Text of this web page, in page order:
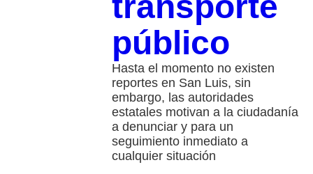
público
Hasta el momento no existen
reportes en San Luis, sin
embargo, las autoridades
estatales motivan a la ciudadanía
a denunciar y para un
seguimiento inmediato a
cualquier situación